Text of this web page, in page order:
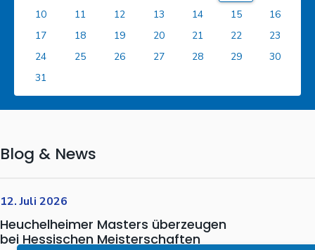
10
11 12 13 14 15
16
17
18 19 20 21 22
23
24
25 26 27 28 29
30
31
Blog & News
Heuchelheimer Masters überzeugen
bei Hessischen Meisterschaften
12. Juli 2026